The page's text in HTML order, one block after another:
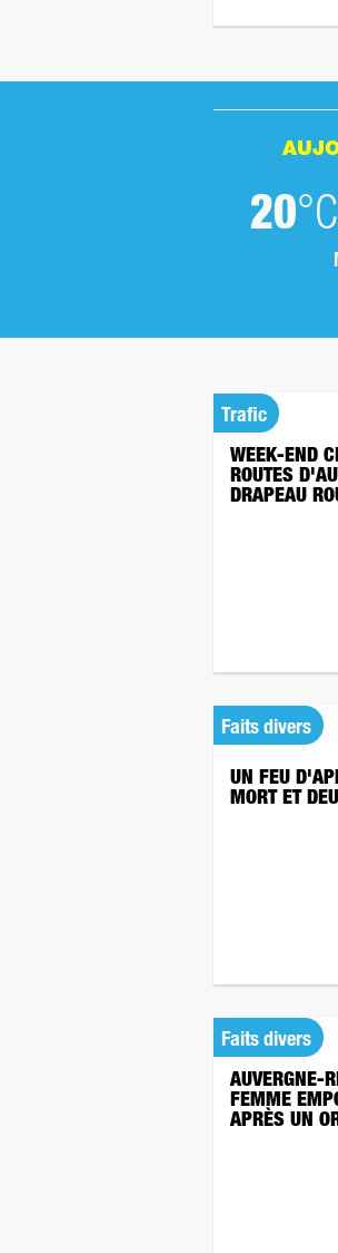
20°C
Trafic
WEEK-END
ROUTES
DRAPEAU
Faits divers
UN FEU
MORT ET
Faits divers
AUVERGNE-
FEMME
APRÈS UN